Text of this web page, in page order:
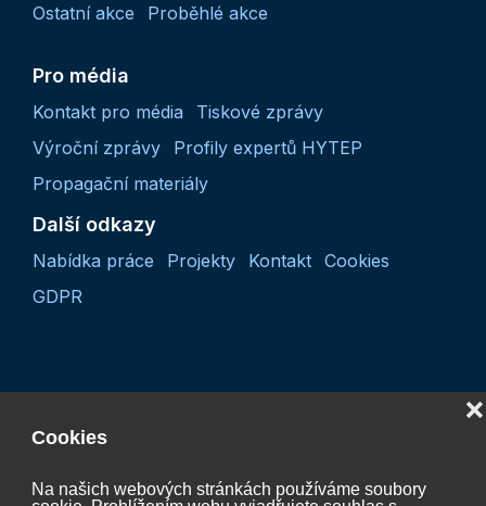
Cookies
Na našich webových stránkách používáme soubory
❌
Ostatní akce
Proběhlé akce
Pro média
Kontakt pro média
Tiskové zprávy
Výroční zprávy
Profily expertů HYTEP
Propagační materiály
Další odkazy
Nabídka práce Projekty Kontakt Cookies
GDPR